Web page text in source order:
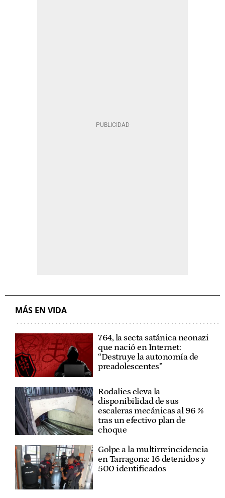
MÁS EN VIDA
764, la secta satánica neonazi
que nació en Internet:
“Destruye la autonomía de
preadolescentes”
Rodalies eleva la
disponibilidad de sus
escaleras mecánicas al 96 %
tras un efectivo plan de
choque
Golpe a la multirreincidencia
en Tarragona: 16 detenidos y
500 identificados